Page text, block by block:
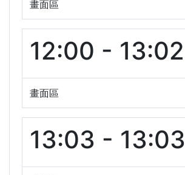
畫面區
12:00 - 13:02
畫面區
13:03 - 13:03